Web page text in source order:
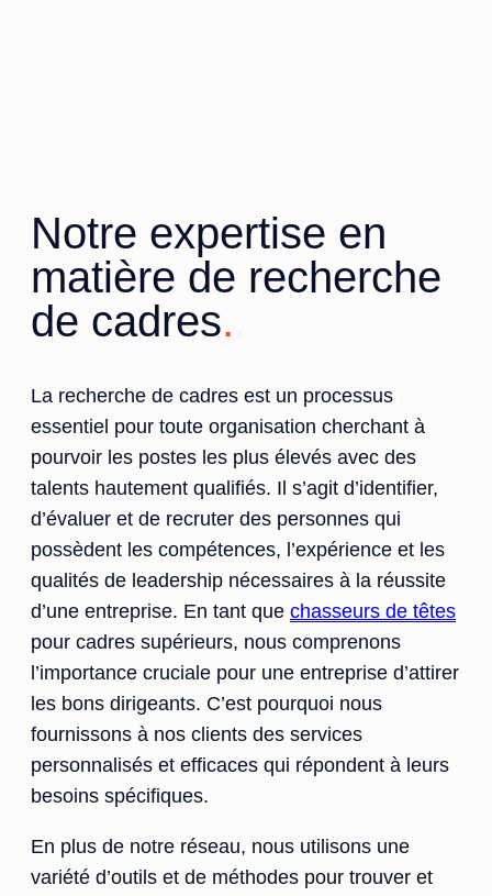
Notre expertise en
matière de recherche
de cadres
La recherche de cadres est un processus
essentiel pour toute organisation cherchant à
pourvoir les postes les plus élevés avec des
talents hautement qualifiés. Il s’agit d’identifier,
d’évaluer et de recruter des personnes qui
possèdent les compétences, l’expérience et les
qualités de leadership nécessaires à la réussite
d’une entreprise. En tant que chasseurs de têtes
pour cadres supérieurs, nous comprenons
l’importance cruciale pour une entreprise d’attirer
les bons dirigeants. C’est pourquoi nous
fournissons à nos clients des services
personnalisés et efficaces qui répondent à leurs
besoins spécifiques.
En plus de notre réseau, nous utilisons une
variété d’outils et de méthodes pour trouver et